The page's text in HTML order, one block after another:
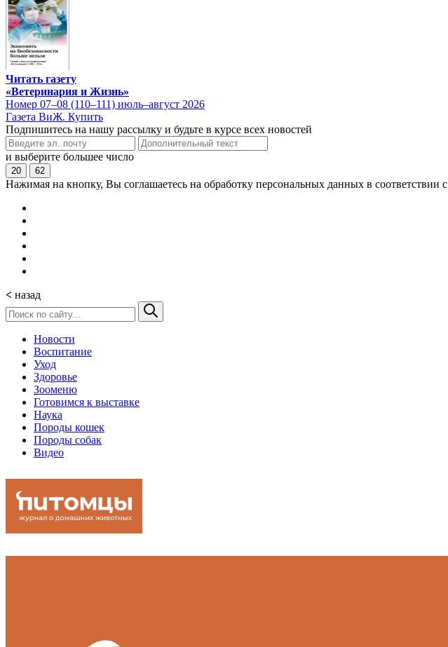
Читать газету
«Ветеринария и Жизнь»
Номер 07–08 (110–111) июль–август 2026
Газета ВиЖ. Купить
Подпишитесь на нашу рассылку и будьте в курсе всех новостей
и выберите большее число
20 62
Нажимая на кнопку, Вы соглашаетесь на обработку персональных данных в соответствии с
< назад
Новости
Воспитание
Уход
Здоровье
Зооменю
Готовимся к выставке
Наука
Породы кошек
Породы собак
Видео